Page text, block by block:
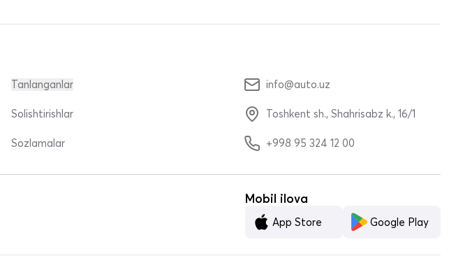
Tanlanganlar
Solishtirishlar
Sozlamalar
info@auto.uz
Toshkent sh., Shahrisabz k., 16/1
+998 95 324 12 00
Mobil ilova
App Store Google Play